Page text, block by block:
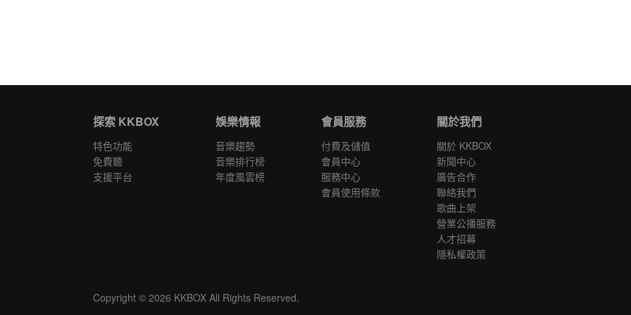
探索 KKBOX
特色功能
免費聽
支援平台
娛樂情報
音樂趨勢
音樂排行榜
年度風雲榜
會員服務
付費及儲值
會員中心
服務中心
會員使用條款
關於我們
關於 KKBOX
新聞中心
廣告合作
聯絡我們
歌曲上架
營業公播服務
人才招募
隱私權政策
Copyright © 2026 KKBOX All Rights Reserved.